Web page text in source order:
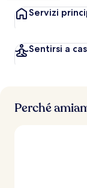
Servizi
Sentirsi a
Perché